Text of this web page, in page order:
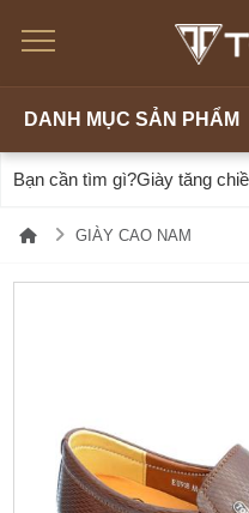
DANH MỤC SẢN PHẨM
GIÀY CAO NAM